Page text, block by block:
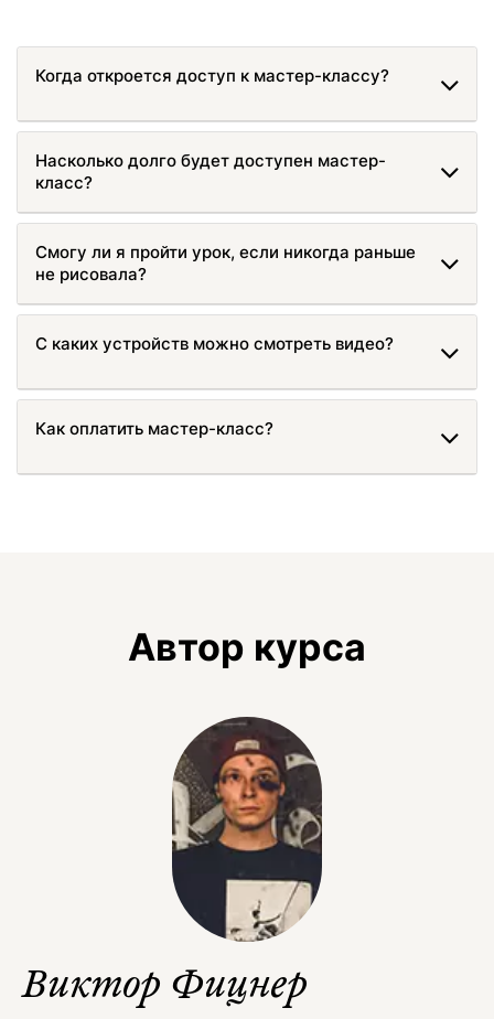
Когда откроется доступ к мастер-классу?
Насколько долго будет доступен мастер-
класс?
Смогу ли я пройти урок, если никогда раньше
не рисовала?
С каких устройств можно смотреть видео?
Как оплатить мастер-класс?
Автор курса
Виктор Фицнер